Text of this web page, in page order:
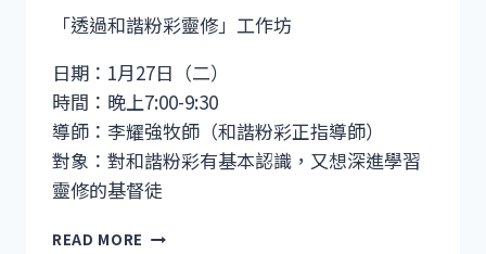
「透過和諧粉彩靈修」工作坊
日期：1月27日（二）
時間：晚上7:00-9:30
導師：李耀強牧師（和諧粉彩正指導師）
對象：對和諧粉彩有基本認識，又想深進學習
靈修的基督徒
READ MORE 「透